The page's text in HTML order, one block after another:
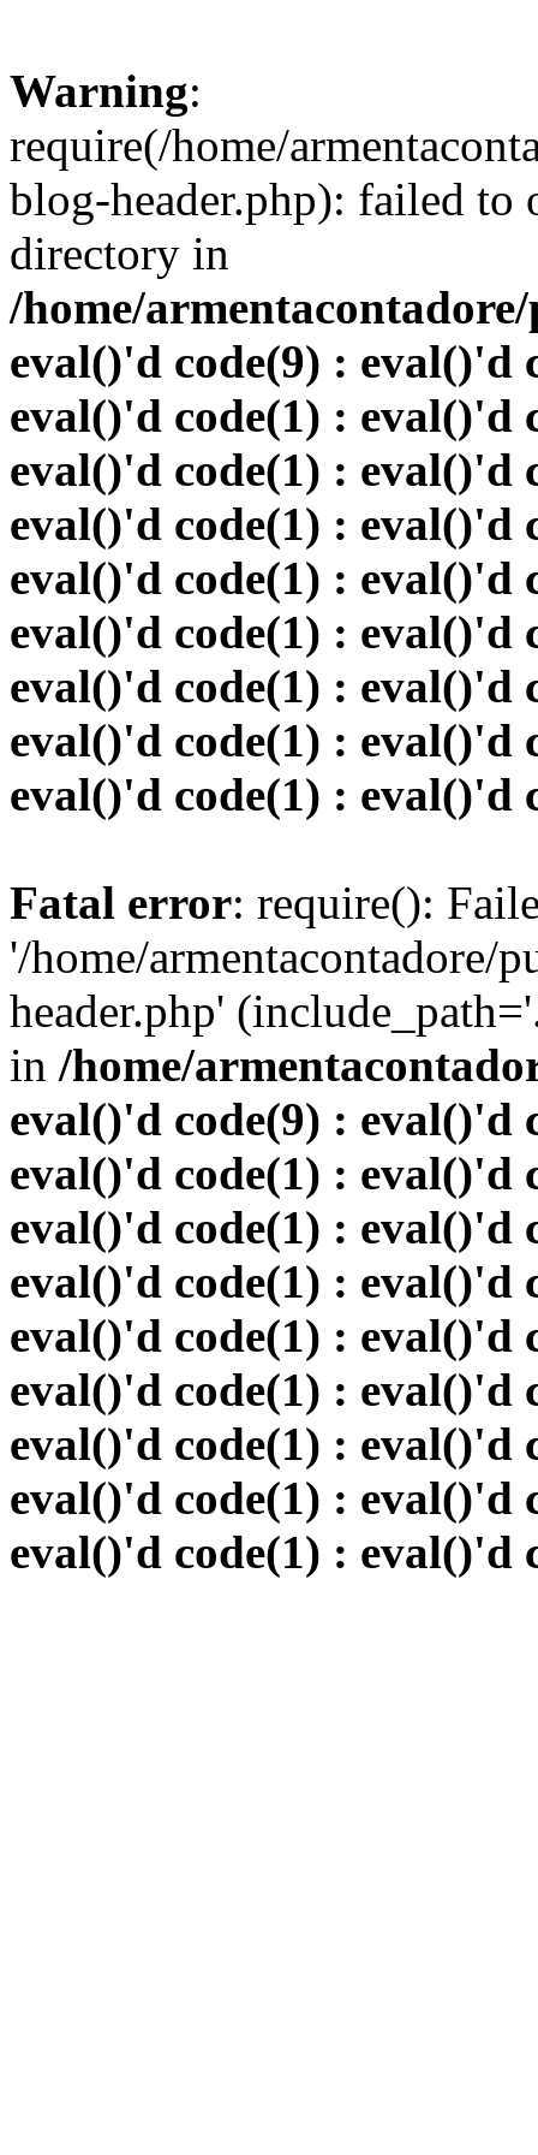
Warning:
require(/home/
blog-header.php): failed to
directory in
/home/
eval()'d code(9) : eval()'d
eval()'d code(1) : eval()'d
eval()'d code(1) : eval()'d
eval()'d code(1) : eval()'d
eval()'d code(1) : eval()'d
eval()'d code(1) : eval()'d
eval()'d code(1) : eval()'d
eval()'d code(1) : eval()'d
eval()'d code(1) : eval()'d
Fatal error: require():
'/home/armentacontadore/
header.php'
in /home/
eval()'d code(9) : eval()'d
eval()'d code(1) : eval()'d
eval()'d code(1) : eval()'d
eval()'d code(1) : eval()'d
eval()'d code(1) : eval()'d
eval()'d code(1) : eval()'d
eval()'d code(1) : eval()'d
eval()'d code(1) : eval()'d
eval()'d code(1) : eval()'d